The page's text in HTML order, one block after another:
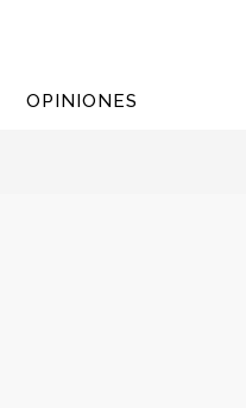
OPINIONES